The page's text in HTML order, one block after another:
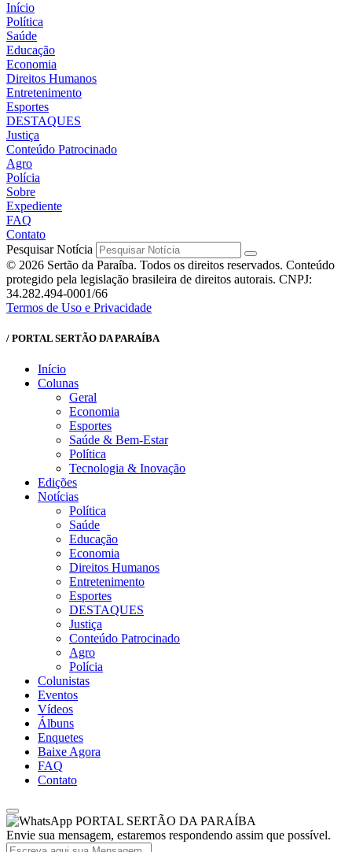
Início
Política
Saúde
Educação
Economia
Direitos Humanos
Entretenimento
Esportes
DESTAQUES
Justiça
Conteúdo Patrocinado
Agro
Polícia
Sobre
Expediente
FAQ
Contato
Pesquisar Notícia
© 2026 Sertão da Paraíba. Todos os direitos reservados. Conteúdo
protegido pela legislação brasileira de direitos autorais. CNPJ:
34.282.494-0001/66
Termos de Uso e Privacidade
/ PORTAL SERTÃO DA PARAÍBA
Início
Colunas
Geral
Economia
Esportes
Saúde & Bem-Estar
Política
Tecnologia & Inovação
Edições
Notícias
Política
Saúde
Educação
Economia
Direitos Humanos
Entretenimento
Esportes
DESTAQUES
Justiça
Conteúdo Patrocinado
Agro
Polícia
Colunistas
Eventos
Vídeos
Álbuns
Enquetes
Baixe Agora
FAQ
Contato
PORTAL SERTÃO DA PARAÍBA
Envie sua mensagem, estaremos respondendo assim que possível.